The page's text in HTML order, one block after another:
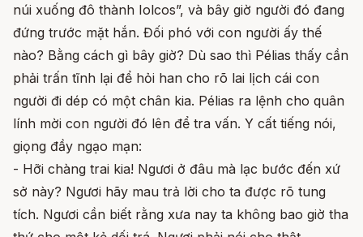
núi xuống đô thành Iolcos”, và bây giờ người đó đang
đứng trước mặt hắn. Đối phó với con người ấy thế
nào? Bằng cách gì bây giờ? Dù sao thì Pélias thấy cần
phải trấn tĩnh lại để hỏi han cho rõ lai lịch cái con
người đi dép có một chân kia. Pélias ra lệnh cho quân
lính mời con người đó lên để tra vấn. Y cất tiếng nói,
giọng đầy ngạo mạn:
- Hỡi chàng trai kia! Ngươi ở đâu mà lạc bước đến xứ
sở này? Ngươi hãy mau trả lời cho ta được rõ tung
tích. Ngươi cần biết rằng xưa nay ta không bao giờ tha